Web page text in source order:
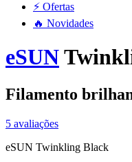
⚡ Ofertas
🔥 Novidades
eSUN
Filamento
5 avaliações
eSUN Twinkling Black